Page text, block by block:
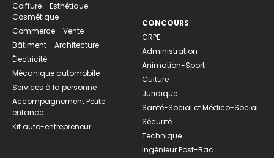
Coiffure - Esthétique -
Cosmétique
Commerce - Vente
Bâtiment - Architecture
Électricité
Mécanique automobile
Services à la personne
Accompagnement Petite
enfance
Kit auto-entrepreneur
CONCOURS
CRPE
Administration
Animation-Sport
Culture
Juridique
Santé-Social et Médico-Social
Sécurité
Technique
Ingénieur Post-Bac